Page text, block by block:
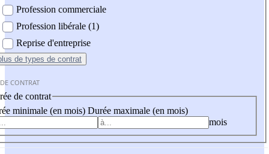
Profession commerciale
Profession libérale (1)
Reprise d'entreprise
de types de contrat
CONTRAT
de contrat
minimale (en mois) Durée maximale (en mois)
mois